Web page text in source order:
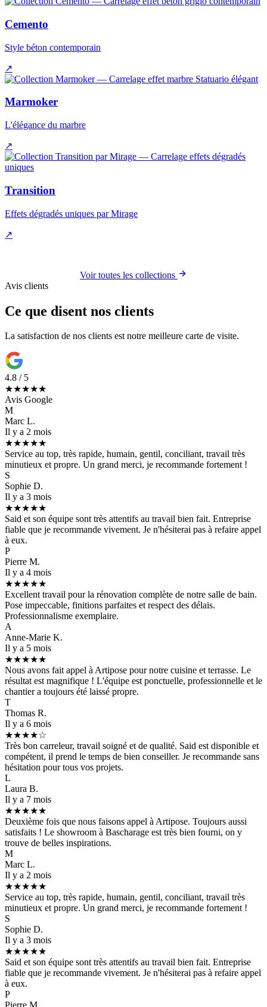
Cemento
Style béton contemporain
↗
Marmoker
L'élégance du marbre
↗
Transition
Effets dégradés uniques par Mirage
↗
Voir toutes les collections
Avis clients
Ce que disent nos clients
La satisfaction de nos clients est notre meilleure carte de visite.
4.8 / 5
★★★★★
Avis Google
M
Marc L.
Il y a 2 mois
★★★★★
Service au top, très rapide, humain, gentil, conciliant, travail très
minutieux et propre. Un grand merci, je recommande fortement !
S
Sophie D.
Il y a 3 mois
★★★★★
Said et son équipe sont très attentifs au travail bien fait. Entreprise
fiable que je recommande vivement. Je n'hésiterai pas à refaire appel
à eux.
P
Pierre M.
Il y a 4 mois
★★★★★
Excellent travail pour la rénovation complète de notre salle de bain.
Pose impeccable, finitions parfaites et respect des délais.
Professionnalisme exemplaire.
A
Anne-Marie K.
Il y a 5 mois
★★★★★
Nous avons fait appel à Artipose pour notre cuisine et terrasse. Le
résultat est magnifique ! L'équipe est ponctuelle, professionnelle et le
chantier a toujours été laissé propre.
T
Thomas R.
Il y a 6 mois
★★★★☆
Très bon carreleur, travail soigné et de qualité. Said est disponible et
compétent, il prend le temps de bien conseiller. Je recommande sans
hésitation pour tous vos projets.
L
Laura B.
Il y a 7 mois
★★★★★
Deuxième fois que nous faisons appel à Artipose. Toujours aussi
satisfaits ! Le showroom à Bascharage est très bien fourni, on y
trouve de belles inspirations.
M
Marc L.
Il y a 2 mois
★★★★★
Service au top, très rapide, humain, gentil, conciliant, travail très
minutieux et propre. Un grand merci, je recommande fortement !
S
Sophie D.
Il y a 3 mois
★★★★★
Said et son équipe sont très attentifs au travail bien fait. Entreprise
fiable que je recommande vivement. Je n'hésiterai pas à refaire appel
à eux.
P